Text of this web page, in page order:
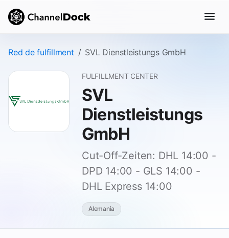
Red de fulfillment SVL Dienstleistungs GmbH
FULFILLMENT CENTER
SVL
Dienstleistungs
GmbH
Cut-Off-Zeiten: DHL 14:00 -
DPD 14:00 - GLS 14:00 -
DHL Express 14:00
Alemania